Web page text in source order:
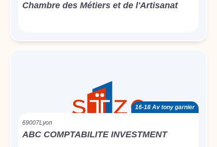
Chambre des Métiers et de l'Artisanat
16-18 Av tony garnier
69007Lyon
ABC COMPTABILITE INVESTMENT